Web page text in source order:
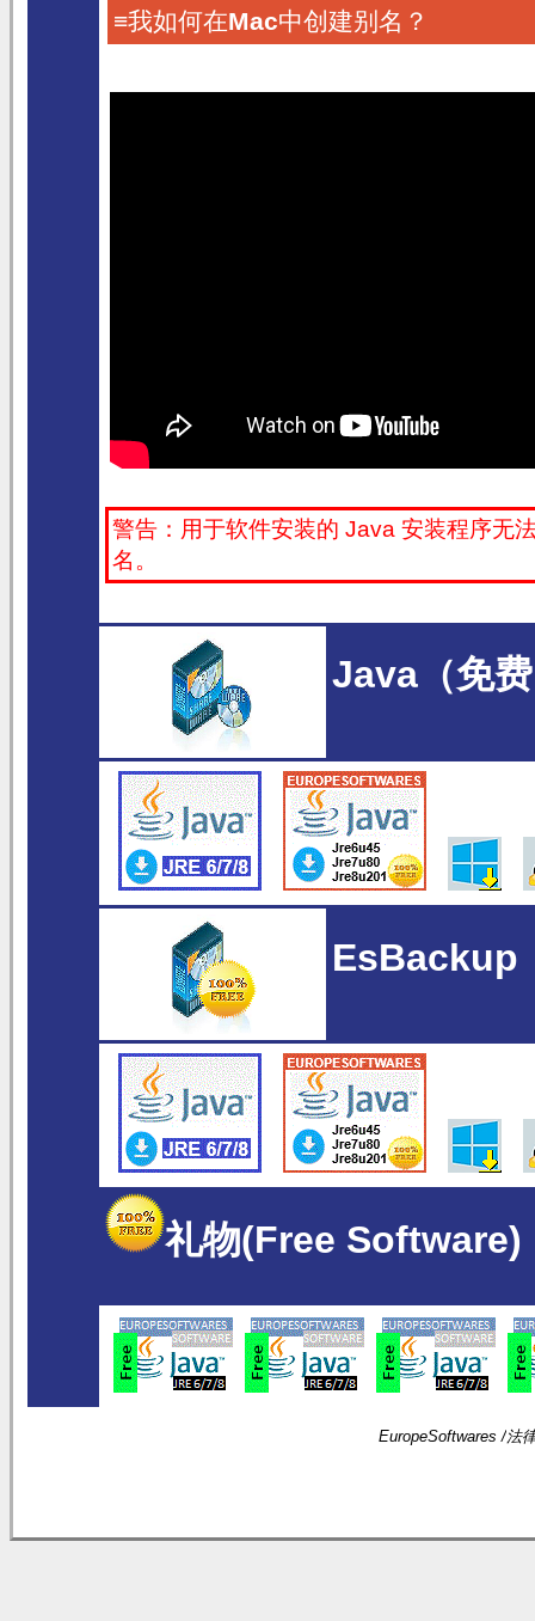
≡我如何在Mac中创建别名？
警告：用于软件安装的 Java 安装程序无
名。
Java（免
EsBackup
礼物(Free Software)
EuropeSoftwares /法